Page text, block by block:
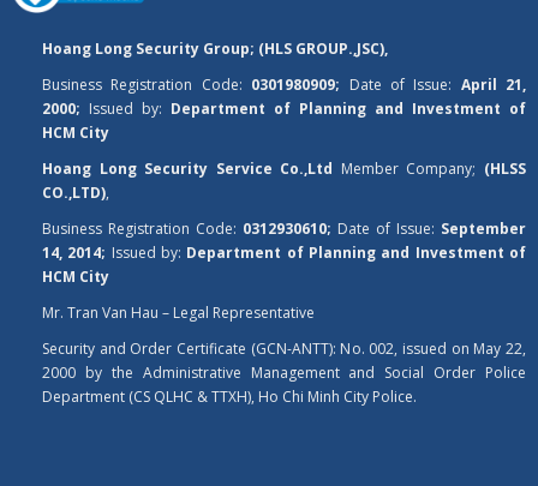
Hoang Long Security Group; (HLS GROUP.,JSC),
Business Registration Code: 0301980909; Date of Issue: April 21,
2000; Issued by: Department of Planning and Investment of
HCM City
Hoang Long Security Service Co.,Ltd Member Company; (HLSS
CO.,LTD),
Business Registration Code: 0312930610; Date of Issue: September
14, 2014; Issued by: Department of Planning and Investment of
HCM City
Mr. Tran Van Hau – Legal Representative
Security and Order Certificate (GCN-ANTT): No. 002, issued on May 22,
2000 by the Administrative Management and Social Order Police
Department (CS QLHC & TTXH), Ho Chi Minh City Police.